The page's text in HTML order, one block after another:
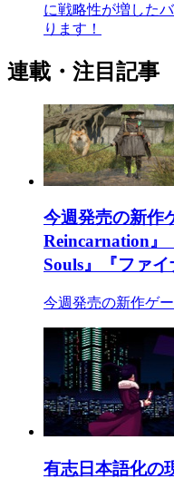
に戦略性が増した
ります！
連載・注目記事
今週発売の新作
Reincarnation
Souls』『ファ
今週発売の新作ゲー
有志日本語化の